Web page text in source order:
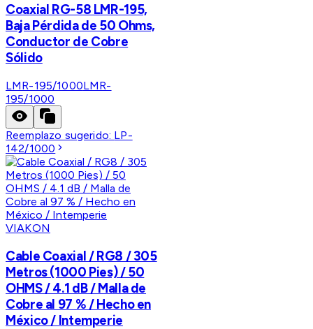
Coaxial RG-58 LMR-195,
Baja Pérdida de 50 Ohms,
Conductor de Cobre
Sólido
LMR-195/1000LMR-
195/1000
Reemplazo sugerido: LP-
142/1000
VIAKON
Cable Coaxial / RG8 / 305
Metros (1000 Pies) / 50
OHMS / 4.1 dB / Malla de
Cobre al 97 % / Hecho en
México / Intemperie